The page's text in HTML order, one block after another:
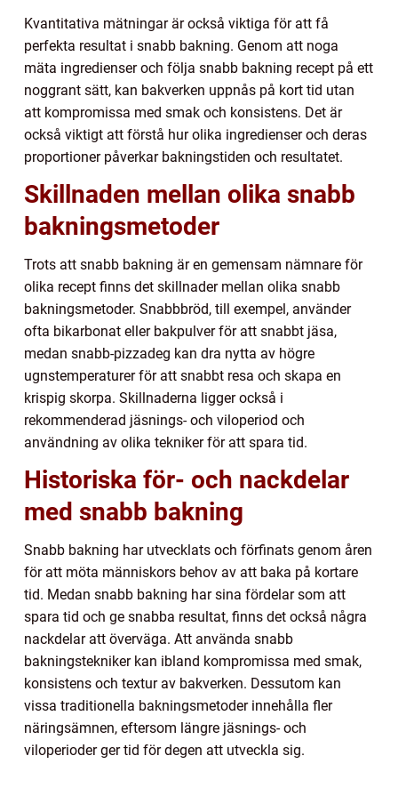
Kvantitativa mätningar är också viktiga för att få
perfekta resultat i snabb bakning. Genom att noga
mäta ingredienser och följa snabb bakning recept på ett
noggrant sätt, kan bakverken uppnås på kort tid utan
att kompromissa med smak och konsistens. Det är
också viktigt att förstå hur olika ingredienser och deras
proportioner påverkar bakningstiden och resultatet.
Skillnaden mellan olika snabb
bakningsmetoder
Trots att snabb bakning är en gemensam nämnare för
olika recept finns det skillnader mellan olika snabb
bakningsmetoder. Snabbbröd, till exempel, använder
ofta bikarbonat eller bakpulver för att snabbt jäsa,
medan snabb-pizzadeg kan dra nytta av högre
ugnstemperaturer för att snabbt resa och skapa en
krispig skorpa. Skillnaderna ligger också i
rekommenderad jäsnings- och viloperiod och
användning av olika tekniker för att spara tid.
Historiska för- och nackdelar
med snabb bakning
Snabb bakning har utvecklats och förfinats genom åren
för att möta människors behov av att baka på kortare
tid. Medan snabb bakning har sina fördelar som att
spara tid och ge snabba resultat, finns det också några
nackdelar att överväga. Att använda snabb
bakningstekniker kan ibland kompromissa med smak,
konsistens och textur av bakverken. Dessutom kan
vissa traditionella bakningsmetoder innehålla fler
näringsämnen, eftersom längre jäsnings- och
viloperioder ger tid för degen att utveckla sig.